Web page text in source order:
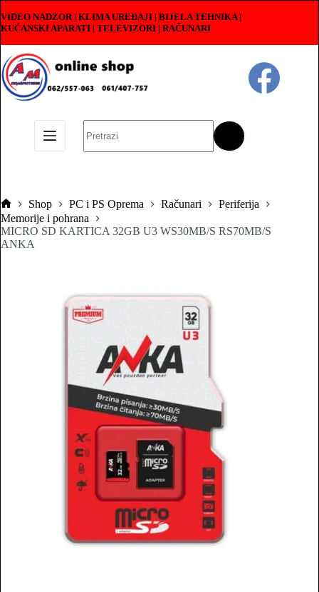
to
content
VIDEO NADZOR | KLIMA UREĐAJI | BIJELA TEHNIKA |
KUĆANSKI APARATI | TELEVIZORI | RAČUNARI
results
Pocetna
Shop PC i PS Oprema Računari
Periferija
Memorije i pohrana
MICRO SD KARTICA 32GB U3 WS30MB/S RS70MB/S
ANKA